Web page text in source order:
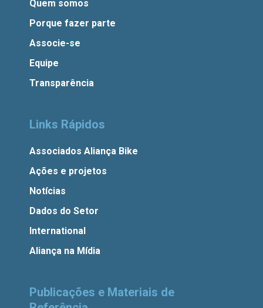
Quem somos
Porque fazer parte
Associe-se
Equipe
Transparência
Links Rápidos
Associados Aliança Bike
Ações e projetos
Notícias
Dados do Setor
International
Aliança na Mídia
Publicações e Materiais de